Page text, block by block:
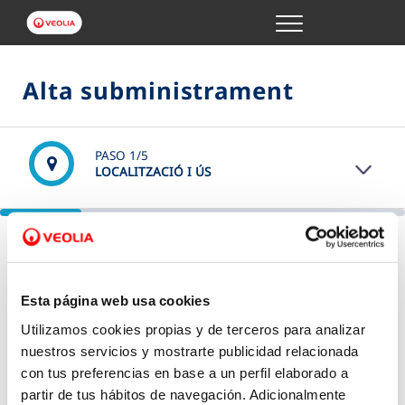
Esta página web usa cookies
Utilizamos cookies propias y de terceros para analizar
nuestros servicios y mostrarte publicidad relacionada
con tus preferencias en base a un perfil elaborado a
partir de tus hábitos de navegación. Adicionalmente
Menu
LA TEVA AIGUA
CONEIX-NOS
Alta subministrament
PASO 1/5
LOCALITZACIÓ I ÚS
On vols fer l'alta?
Adreça*